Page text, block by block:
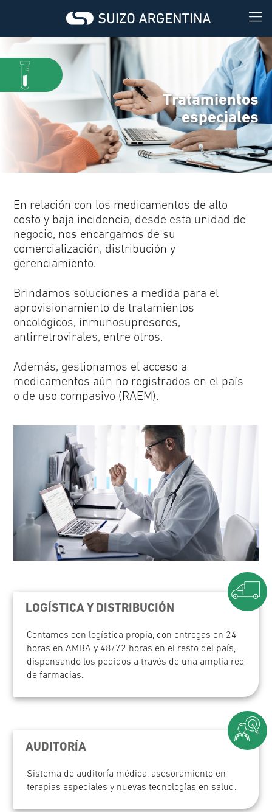
Tratamientos
especiales
En relación con los medicamentos de alto
costo y baja incidencia, desde esta unidad de
negocio, nos encargamos de su
comercialización, distribución y
gerenciamiento.
Brindamos soluciones a medida para el
aprovisionamiento de tratamientos
oncológicos, inmunosupresores,
antirretrovirales, entre otros.
Además, gestionamos el acceso a
medicamentos aún no registrados en el país
o de uso compasivo (RAEM).
LOGÍSTICA Y DISTRIBUCIÓN
Contamos con logística propia, con entregas en 24
horas en AMBA y 48/72 horas en el resto del país,
dispensando los pedidos a través de una amplia red
de farmacias.
AUDITORÍA
Sistema de auditoría médica, asesoramiento en
terapias especiales y nuevas tecnologías en salud.